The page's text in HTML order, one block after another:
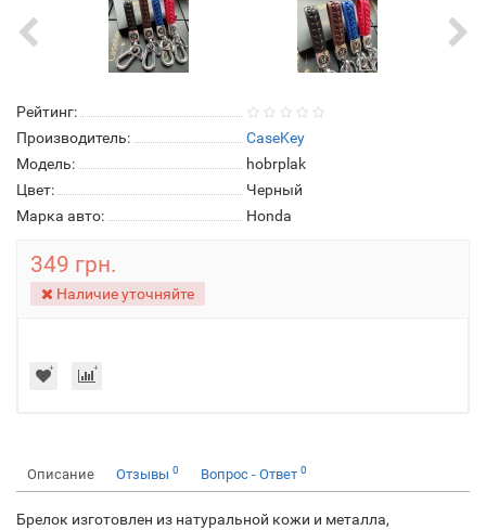
Рейтинг:
Производитель:
CaseKey
Модель:
hobrplak
Цвет:
Черный
Марка авто:
Honda
349 грн.
Наличие уточняйте
Описание Отзывы 0 Вопрос - Ответ 0
Брелок изготовлен из натуральной кожи и металла,